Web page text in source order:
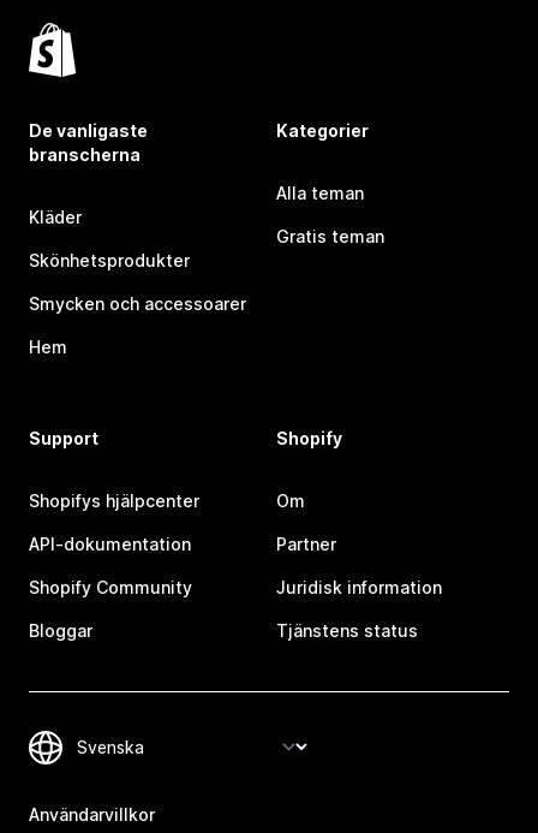
De vanligaste
branscherna
Kläder
Skönhetsprodukter
Smycken och accessoarer
Hem
Kategorier
Alla teman
Gratis teman
Support
Shopifys hjälpcenter
API-dokumentation
Shopify Community
Bloggar
Shopify
Om
Partner
Juridisk information
Tjänstens status
Användarvillkor